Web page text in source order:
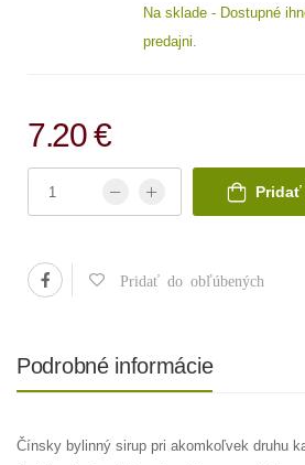
Na sklade - Dostupné
predajni.
7.20 €
Pridať do obľúbených
Podrobné informácie
Čínsky bylinný sirup pri akomkoľvek druhu